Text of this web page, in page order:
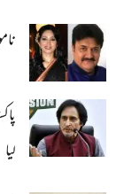
لیا